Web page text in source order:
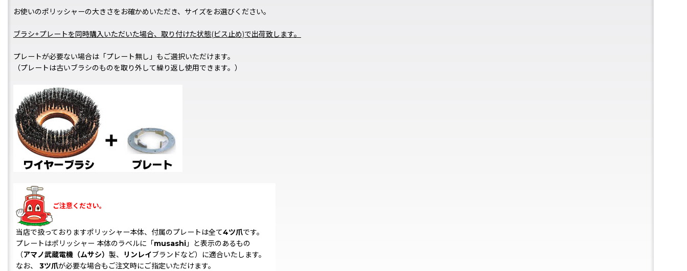
お使いのポリッシャーの大きさをお確かめいただき、サイズをお選びください。
ブラシ+プレートを同時購入いただいた場合、取り付けた状態(ビス止め)で出荷致します。
プレートが必要ない場合は「プレート無し」もご選択いただけます。
（プレートは古いブラシのものを取り外して繰り返し使用できます。）
ご注意ください。
当店で扱っておりますポリッシャー本体、付属のプレートは全て4ツ爪です。
プレートはポリッシャー 本体のラベルに「musashi 」と表示のあるもの
（アマノ武蔵電機（ムサシ） 製、 リンレイブランドなど）に適合いたします。
なお、 3ツ爪が必要な場合もご注文時にご指定いただけます。